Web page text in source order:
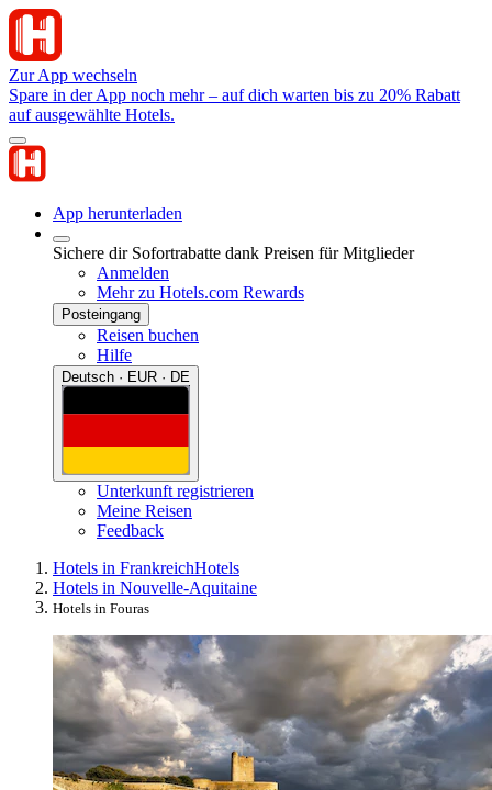
Zur App wechseln
Spare in der App noch mehr – auf dich warten bis zu 20% Rabatt
auf ausgewählte Hotels.
App herunterladen
Sichere dir Sofortrabatte dank Preisen für Mitglieder
Anmelden
Mehr zu Hotels.com Rewards
Posteingang
Reisen buchen
Hilfe
Deutsch · EUR · DE
Unterkunft registrieren
Meine Reisen
Feedback
Hotels in FrankreichHotels
Hotels in Nouvelle-Aquitaine
Hotels in Fouras